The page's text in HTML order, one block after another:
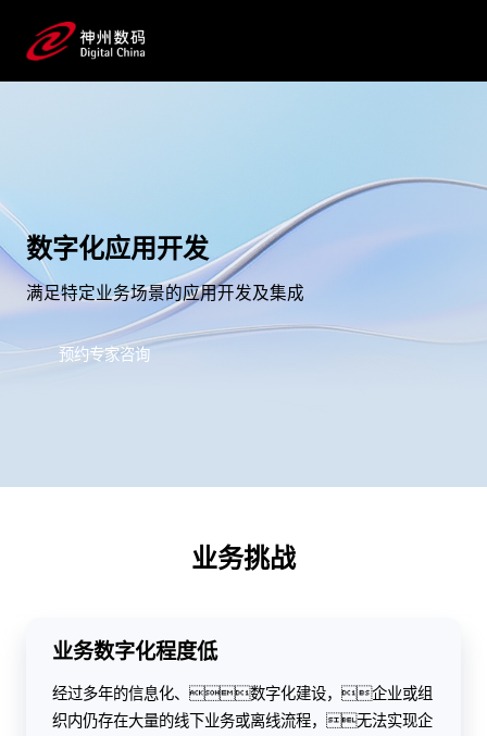
数字化应用开发
满足特定业务场景的应用开发及集成
预约专家咨询
业务挑战
业务数字化程度低
经过多年的信息化、数字化建设，企业或组
织内仍存在大量的线下业务或离线流程，无法实现企